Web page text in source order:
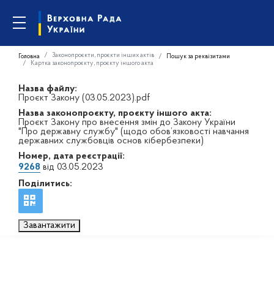
Головна Законопроєкти, проєкти інших актів
Пошук за реквізитами
Картка законопроєкту, проєкту іншого акта
Назва файлу:
Проєкт Закону (03.05.2023).pdf
Назва законопроєкту, проєкту іншого акта:
Проєкт Закону про внесення змін до Закону України
"Про державну службу" (щодо обов’язковості навчання
державних службовців основ кібербезпеки)
Номер, дата реєстрації:
9268 від 03.05.2023
Поділитись:
Завантажити